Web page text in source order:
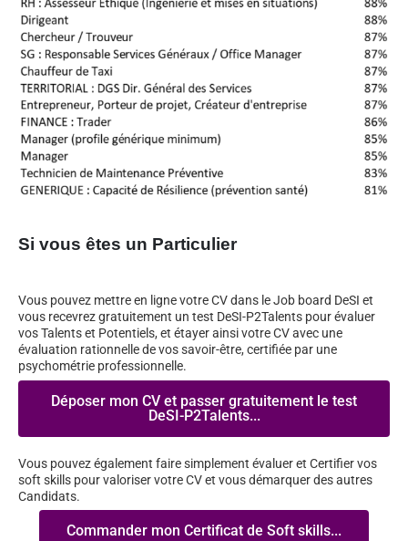
Si vous êtes un Particulier
Vous pouvez mettre en ligne votre CV dans le Job board DeSI et
vous recevrez gratuitement un test DeSI-P2Talents pour évaluer
vos Talents et Potentiels, et étayer ainsi votre CV avec une
évaluation rationnelle de vos savoir-être, certifiée par une
psychométrie professionnelle.
Déposer mon CV et passer gratuitement le test
DeSI-P2Talents...
Vous pouvez également faire simplement évaluer et Certifier vos
soft skills pour valoriser votre CV et vous démarquer des autres
Candidats.
Commander mon Certificat de Soft skills...